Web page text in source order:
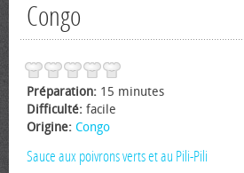
Congo
Préparation: 15 minutes
Difficulté: facile
Origine: Congo
Sauce aux poivrons verts et au Pili-Pili